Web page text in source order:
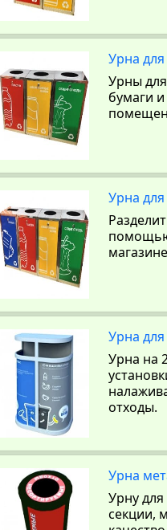
Урна
Урны
бумаги
Урна
помощью
Урна
Урна на
отходы.
Урна
Урну
секции,